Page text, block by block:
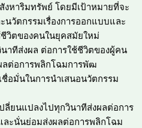
งหาริมทรัพย์ โดยมีเป้าหมายที่จะ
วัตกรรมเรื่องการออกแบบและ
วิตของคนในยุคสมัยใหม่
าทีส่งผล ต่อการใช้ชีวิตของผู้คน
ต่อการพลิกโฉมการพัฒ
อมั่นในการนำเสนอนวัตกรรม
ลี่ยนแปลงไปทุกวินาทีส่งผลต่อการ
ะนั่นย่อมส่งผลต่อการพลิกโฉม